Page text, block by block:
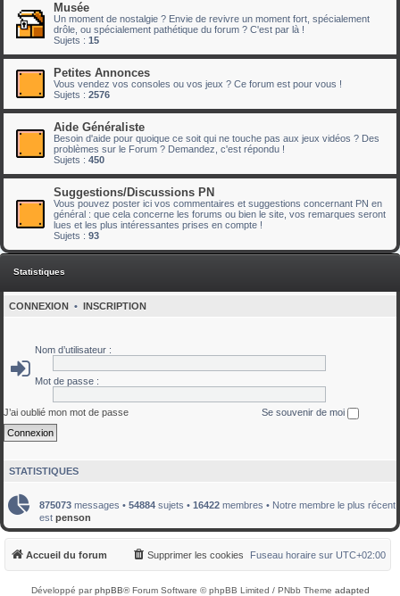
Musée
Un moment de nostalgie ? Envie de revivre un moment fort, spécialement
drôle, ou spécialement pathétique du forum ? C'est par là !
Sujets : 15
Petites Annonces
Vous vendez vos consoles ou vos jeux ? Ce forum est pour vous !
Sujets : 2576
Aide Généraliste
Besoin d'aide pour quoique ce soit qui ne touche pas aux jeux vidéos ? Des
problèmes sur le Forum ? Demandez, c'est répondu !
Sujets : 450
Suggestions/Discussions PN
Vous pouvez poster ici vos commentaires et suggestions concernant PN en
général : que cela concerne les forums ou bien le site, vos remarques seront
lues et les plus intéressantes prises en compte !
Sujets : 93
Statistiques
CONNEXION • INSCRIPTION
Nom d’utilisateur :
Mot de passe :
J’ai oublié mon mot de passe Se souvenir de moi
STATISTIQUES
875073 messages • 54884 sujets • 16422 membres • Notre membre le plus récent
est penson
Accueil du forum Fuseau horaire sur UTC+02:00
Supprimer les cookies
Développé parphpBB® Forum Software © phpBB Limited / PNbb Theme adapted